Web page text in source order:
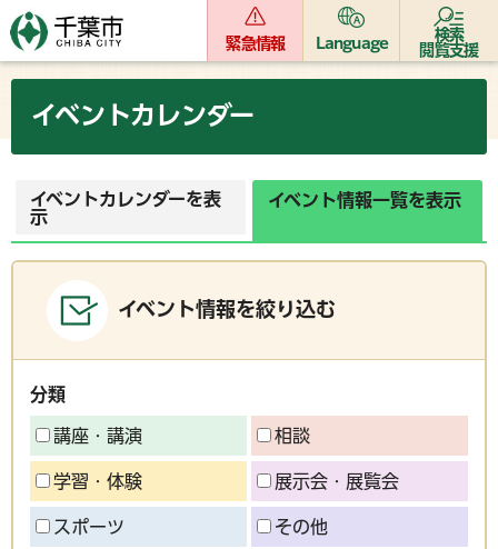
緊急情報 Language
検索
閲覧支援
イベントカレンダー
イベントカレンダーを表
示
イベント情報一覧を表示
イベント情報を絞り込む
分類
講座・講演 相談
学習・体験 展示会・展覧会
スポーツ その他